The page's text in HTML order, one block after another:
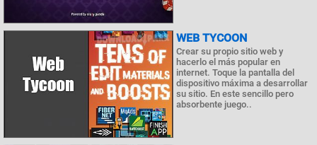
WEB TYCOON
Crear su propio sitio web y
hacerlo el más popular en
internet. Toque la pantalla del
dispositivo máxima a desarrollar
su sitio. En este sencillo pero
absorbente juego..